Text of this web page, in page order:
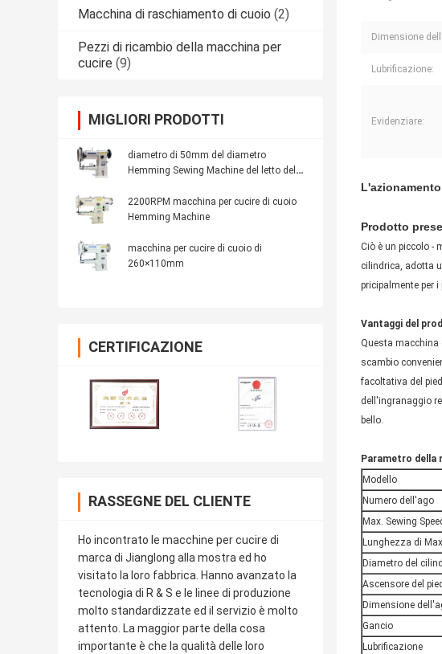
Macchina di raschiamento di cuoio (2)
Pezzi di ricambio della macchina per
cucire (9)
MIGLIORI PRODOTTI
diametro di 50mm del diametro
Hemming Sewing Machine del letto del
2200RPM macchina per cucire di cuoio
Hemming Machine
macchina per cucire di cuoio di
260×110mm
CERTIFICAZIONE
RASSEGNE DEL CLIENTE
Ho incontrato le macchine per cucire di
marca di Jianglong alla mostra ed ho
visitato la loro fabbrica. Hanno avanzato la
tecnologia di R & S e le linee di produzione
molto standardizzate ed il servizio è molto
attento. La maggior parte della cosa
importante è che la qualità delle loro
Dimensione
Lubrificazione:
Evidenziare:
Prodotto
Ciò è un piccolo -
cilindrica, adotta
pricipalmente per
Vantaggi del
Questa macchina
scambio
facoltativa del
dell'ingranaggio
bello.
Parametro della
Modello
Numero dell'ago
Max. Sewing
Lunghezza di
Diametro del
Ascensore del
Dimensione
Gancio
Lubrificazione